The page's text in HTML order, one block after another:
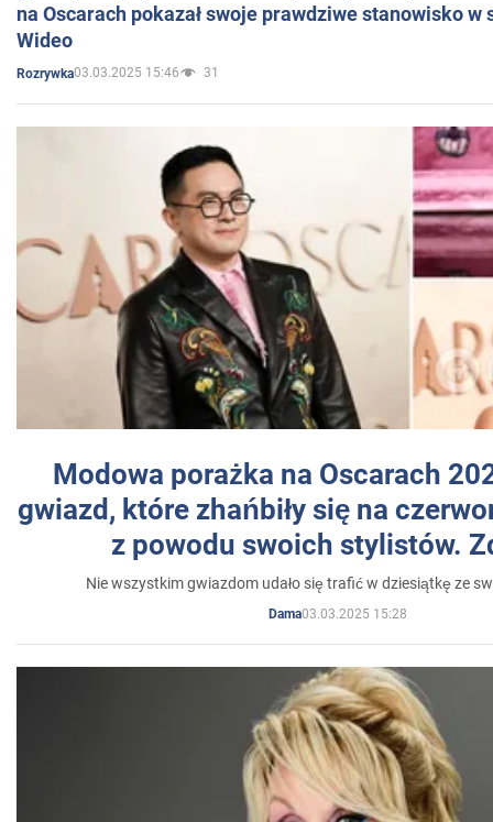
na Oscarach pokazał swoje prawdziwe stanowisko w
Wideo
Rozrywka03.03.2025 15:46 31
Modowa porażka na Oscarach
gwiazd, które zhańbiły się na
z powodu swoich stylistów.
Nie wszystkim gwiazdom udało się trafić w dziesiątkę ze
Dama03.03.2025 15:28